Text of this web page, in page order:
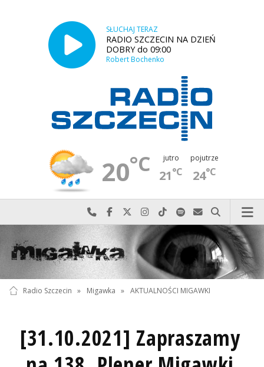
SŁUCHAJ TERAZ
RADIO SZCZECIN NA DZIEŃ
DOBRY do 09:00
Robert Bochenko
20°C jutro
21°C
pojutrze
24°C
Najlepiej po prostu do nas zadzwoń
Odwiedź nas na Facebook-u
Odwiedź nas na X
Odwiedź nas na Instagram-ie
Odwiedź nas na TikTok-u
Szukaj nas na Spotify
Wyślij do nas
Szukaj
Radio Szczecin » Migawka » AKTUALNOŚCI MIGAWKI
[31.10.2021] Zapraszamy